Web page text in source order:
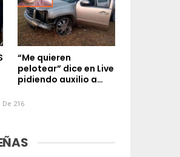
“Me quieren
pelotear” dice en Live
pidiendo auxilio a…
De 216